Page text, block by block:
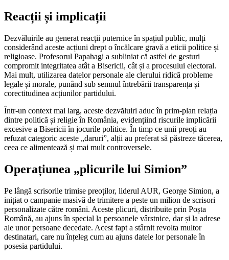
Reacții și implicații
Dezvăluirile au generat reacții puternice în spațiul public, mulți
considerând aceste acțiuni drept o încălcare gravă a eticii politice și
religioase. Profesorul Papahagi a subliniat că astfel de gesturi
compromit integritatea atât a Bisericii, cât și a procesului electoral.
Mai mult, utilizarea datelor personale ale clerului ridică probleme
legale și morale, punând sub semnul întrebării transparența și
corectitudinea acțiunilor partidului.
Într-un context mai larg, aceste dezvăluiri aduc în prim-plan relația
dintre politică și religie în România, evidențiind riscurile implicării
excesive a Bisericii în jocurile politice. În timp ce unii preoți au
refuzat categoric aceste „daruri”, alții au preferat să păstreze tăcerea,
ceea ce alimentează și mai mult controversele.
Operațiunea „plicurile lui Simion”
Pe lângă scrisorile trimise preoților, liderul AUR, George Simion, a
inițiat o campanie masivă de trimitere a peste un milion de scrisori
personalizate către români. Aceste plicuri, distribuite prin Poșta
Română, au ajuns în special la persoanele vârstnice, dar și la adrese
ale unor persoane decedate. Acest fapt a stârnit revolta multor
destinatari, care nu înțeleg cum au ajuns datele lor personale în
posesia partidului.